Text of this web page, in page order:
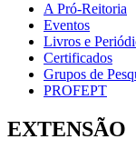
A Pró-Reitoria
Eventos
Livros e
Certificados
Grupos de
PROFEPT
EXTENSÃO